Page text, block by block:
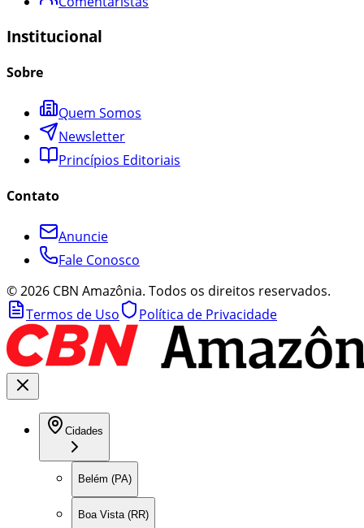
Institucional
Sobre
Quem Somos
Newsletter
Princípios Editoriais
Contato
Anuncie
Fale Conosco
©2026 CBN Amazônia. Todos os direitos reservados.
Termos de Uso
Política de Privacidade
Cidades
Belém (PA)
Boa Vista (RR)